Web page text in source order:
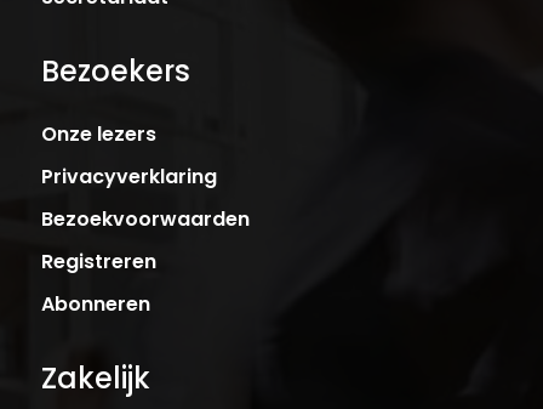
Bezoekers
Onze lezers
Privacyverklaring
Bezoekvoorwaarden
Registreren
Abonneren
Zakelijk